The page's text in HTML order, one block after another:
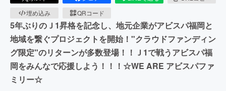
埋め込み
QRコード
5年ぶりのＪ1昇格を記念し、地元企業がアビスパ福岡と
地域を繋ぐプロジェクトを開始！"クラウドファンディン
グ限定"のリターンが多数登場！！Ｊ1で戦うアビスパ福
岡をみんなで応援しよう！！！☆WE ARE アビスパファ
ミリー☆